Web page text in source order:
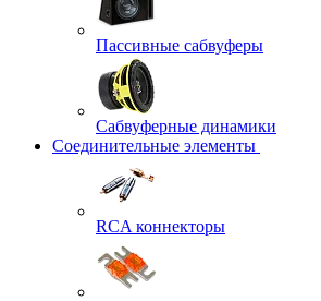
Пассивные сабвуферы
Сабвуферные динамики
Соединительные элементы
RCA коннекторы